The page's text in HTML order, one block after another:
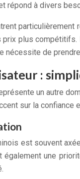
répond à divers
particulièrement
prix plus
nécessite de
:
un autre
sur la
est souvent
également une